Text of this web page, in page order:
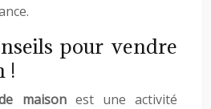
pour vendre
!
maison est une activité